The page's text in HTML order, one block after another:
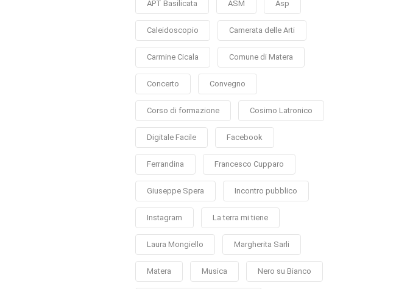
APT Basilicata ASM Asp
Caleidoscopio Camerata delle Arti
Carmine Cicala Comune di Matera
Concerto Convegno
Corso di formazione Cosimo Latronico
Digitale Facile Facebook
Ferrandina Francesco Cupparo
Giuseppe Spera Incontro pubblico
Instagram La terra mi tiene
Laura Mongiello Margherita Sarli
Matera Musica Nero su Bianco